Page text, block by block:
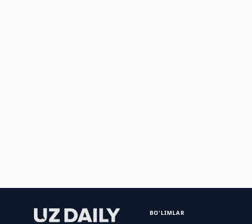
BO'LIMLAR